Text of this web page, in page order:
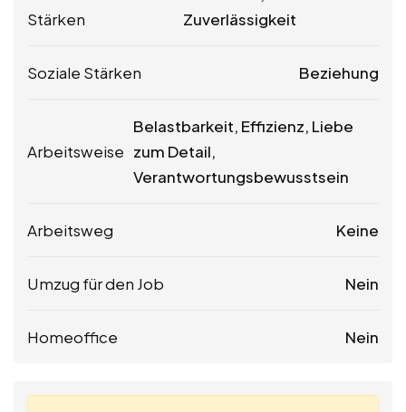
Stärken
Zuverlässigkeit
Soziale Stärken Beziehung
Arbeitsweise
Belastbarkeit, Effizienz, Liebe
zum Detail,
Verantwortungsbewusstsein
Arbeitsweg Keine
Umzug für den Job Nein
Homeoffice Nein